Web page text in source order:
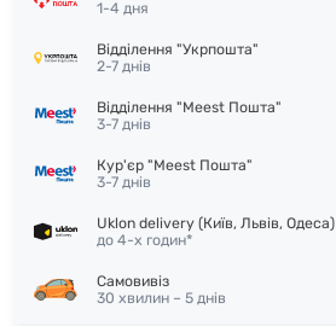
1-4 дня
Відділення "Укрпошта"
2-7 днів
Відділення "Meest Пошта"
3-7 днів
Кур'єр "Meest Пошта"
3-7 днів
Uklon delivery (Київ, Львів, Одеса)
до 4-х годин*
Самовивіз
30 хвилин – 5 днів